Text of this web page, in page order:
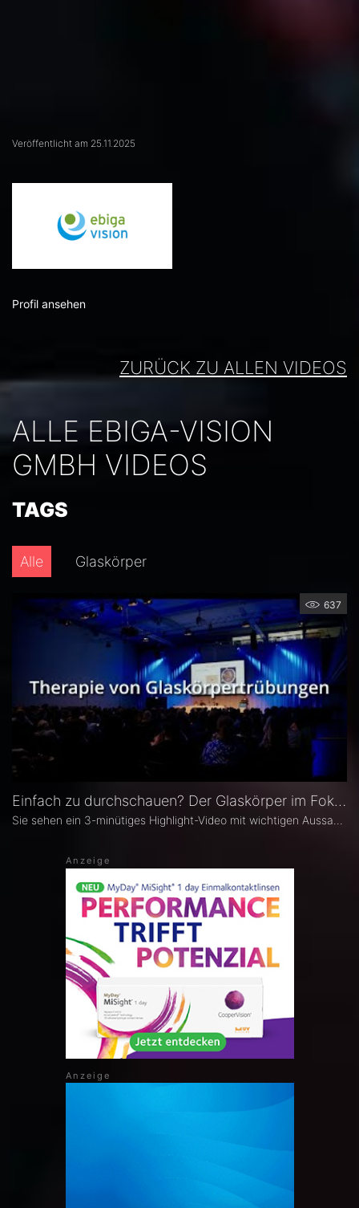
Veröffentlicht am 25.11.2025
Profil ansehen
ZURÜCK ZU ALLEN VIDEOS
ALLE EBIGA-VISION
GMBH VIDEOS
TAGS
Alle Glaskörper
637
Einfach zu durchschauen? Der Glaskörper im Fokus | 3-minütiges Highlight-Video des Symposiums